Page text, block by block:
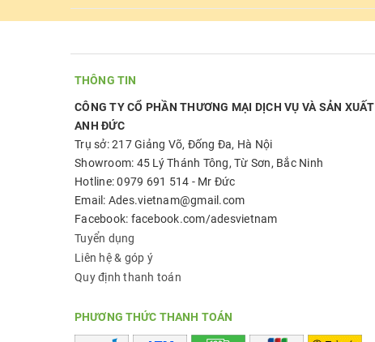
THÔNG TIN
CÔNG TY CỔ PHẦN THƯƠNG MẠI DỊCH VỤ VÀ SẢN XUẤT
ANH ĐỨC
Trụ sở: 217 Giảng Võ, Đống Đa, Hà Nội
Showroom: 45 Lý Thánh Tông, Từ Sơn, Bắc Ninh
Hotline: 0979 691 514 - Mr Đức
Email: Ades.vietnam@gmail.com
Facebook: facebook.com/adesvietnam
Tuyển dụng
Liên hệ & góp ý
Quy định thanh toán
PHƯƠNG THỨC THANH TOÁN